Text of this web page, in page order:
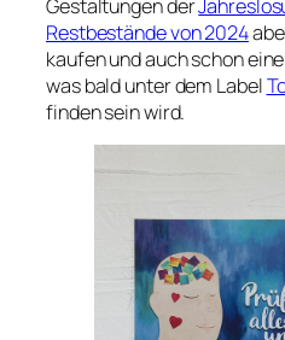
Gestaltungen der
Restbestände von 2024
kaufen und auch schon
was bald unter dem Label
finden sein wird.